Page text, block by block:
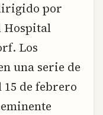
por
Hospital
Los
una serie de
de febrero